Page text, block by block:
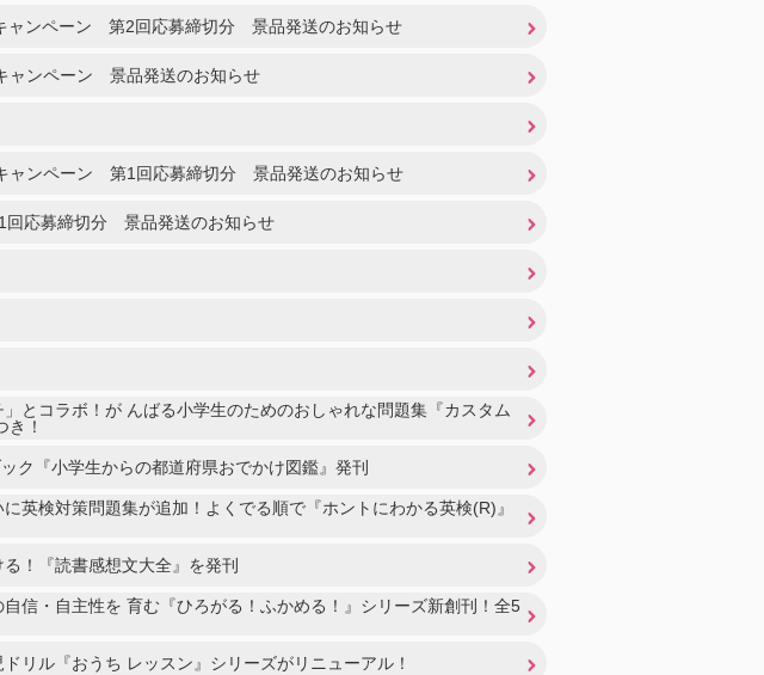
ャンペーン 第2回応募締切分 景品発送のお知らせ
ャンペーン 景品発送のお知らせ
ャンペーン 第1回応募締切分 景品発送のお知らせ
回応募締切分 景品発送のお知らせ
とコラボ！が んばる⼩学⽣のためのおしゃれな問題集『カスタム
！
ク『小学生からの都道府県おでかけ図鑑』発刊
英検対策問題集が追加！よくでる順で『ホントにわかる英検(R)』
！『読書感想⽂⼤全』を発刊
信・⾃主性を 育む『ひろがる！ふかめる！』シリーズ新創刊！全5
リル『おうち レッスン』シリーズがリニューアル！